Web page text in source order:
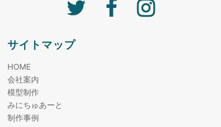
サイトマップ
HOME
会社案内
模型制作
みにちゅあーと
制作事例